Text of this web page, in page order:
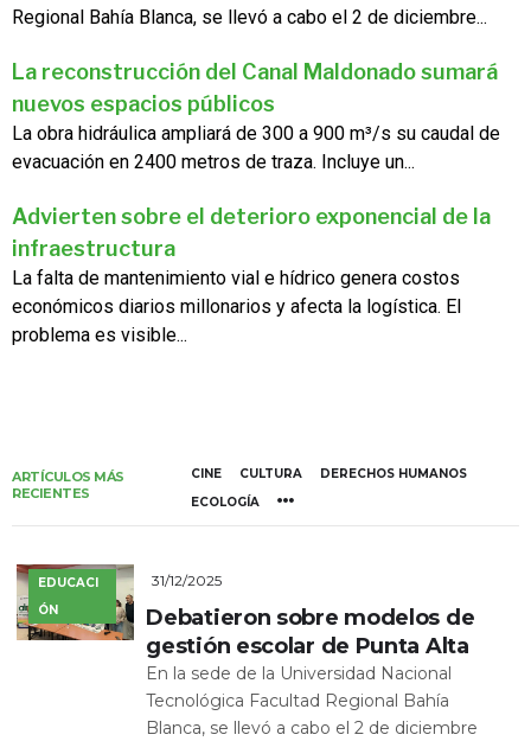
Regional Bahía Blanca, se llevó a cabo el 2 de diciembre...
La reconstrucción del Canal Maldonado sumará
nuevos espacios públicos
La obra hidráulica ampliará de 300 a 900 m³/s su caudal de
evacuación en 2400 metros de traza. Incluye un...
Advierten sobre el deterioro exponencial de la
infraestructura
La falta de mantenimiento vial e hídrico genera costos
económicos diarios millonarios y afecta la logística. El
problema es visible...
ARTÍCULOS MÁS
RECIENTES
CINE CULTURA
DERECHOS HUMANOS
ECOLOGÍA
EDUCACI
ÓN
31/12/2025
Debatieron sobre modelos de
gestión escolar de Punta Alta
En la sede de la Universidad Nacional
Tecnológica Facultad Regional Bahía
Blanca, se llevó a cabo el 2 de diciembre